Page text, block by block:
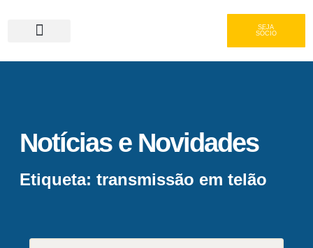
SEJA
SÓCIO
Notícias e Novidades
Etiqueta: transmissão em telão